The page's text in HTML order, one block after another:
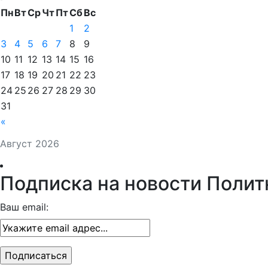
Август 2026
ПнВтСрЧтПтСбВс
«
1
2
3
4 5 6 7 8
9
10 11 12 13 14 15 16
17 18 19 20 21 22 23
24 25 26 27 28 29 30
31
Подписка на новости
Ваш email: